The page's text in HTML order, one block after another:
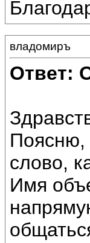
владомиръ
Ответ:
Поясню,
слово,
Имя